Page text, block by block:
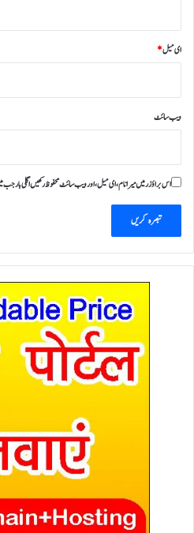
ای میل*
ویب‌ سائٹ
اس براؤزر میں میرا نام، ای میل، اور ویب سائٹ محفوظ رکھیں اگلی بار